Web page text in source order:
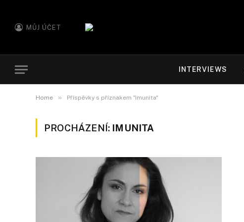
MŮJ ÚČET
INTERVIEWS
Home » Příspěvky s příznakem "imunita"
PROCHÁZENÍ: IMUNITA